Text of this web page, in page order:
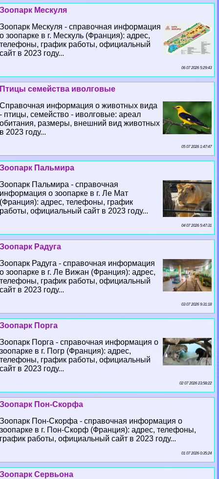
Зоопарк Мескуля
Зоопарк Мескуля - справочная информация
о зоопарке в г. Мескуль (Франция): адрес,
телефоны, график работы, официальный
сайт в 2023 году...
06 07 2026 5:29:43
Птицы семейства иволговые
Справочная информация о животных вида
- птицы, семейство - иволговые: ареал
обитания, размеры, внешний вид животных
в 2023 году...
05 07 2026 1:47:47
Зоопарк Пальмира
Зоопарк Пальмира - справочная
информация о зоопарке в г. Ле Мат
(Франция): адрес, телефоны, график
работы, официальный сайт в 2023 году...
04 07 2026 5:47:31
Зоопарк Радуга
Зоопарк Радуга - справочная информация
о зоопарке в г. Ле Вижан (Франция): адрес,
телефоны, график работы, официальный
сайт в 2023 году...
03 07 2026 9:31:18
Зоопарк Порга
Зоопарк Порга - справочная информация о
зоопарке в г. Погр (Франция): адрес,
телефоны, график работы, официальный
сайт в 2023 году...
02 07 2026 23:58:22
Зоопарк Пон-Скорфа
Зоопарк Пон-Скорфа - справочная информация о
зоопарке в г. Пон-Скорф (Франция): адрес, телефоны,
график работы, официальный сайт в 2023 году...
01 07 2026 0:35:24
Зоопарк Сервьона